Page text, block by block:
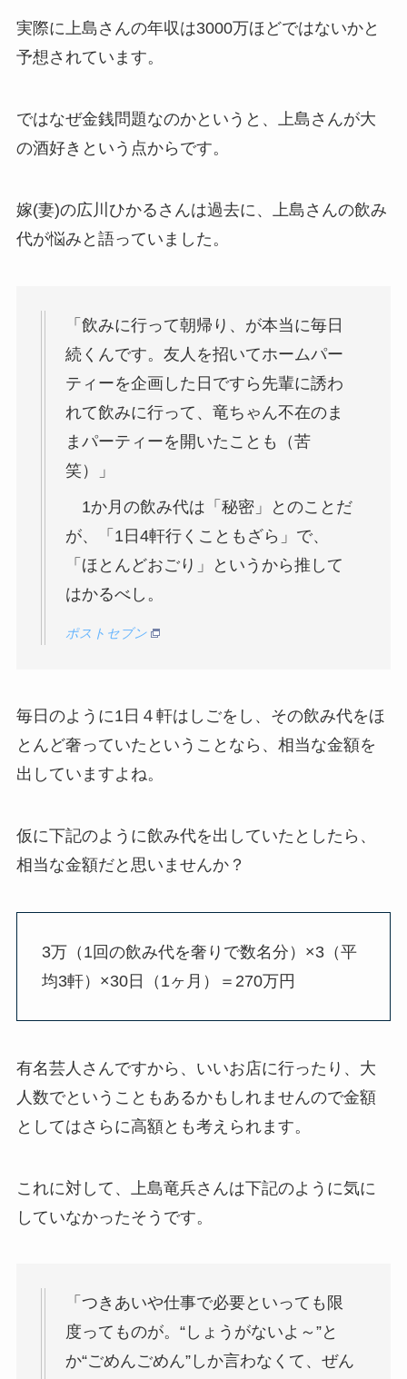
実際に上島さんの年収は3000万ほどではないかと
予想されています。
ではなぜ金銭問題なのかというと、上島さんが大
の酒好きという点からです。
嫁(妻)の広川ひかるさんは過去に、上島さんの飲み
代が悩みと語っていました。
「飲みに行って朝帰り、が本当に毎日
続くんです。友人を招いてホームパー
ティーを企画した日ですら先輩に誘わ
れて飲みに行って、竜ちゃん不在のま
まパーティーを開いたことも（苦
笑）」
1か月の飲み代は「秘密」とのことだ
が、「1日4軒行くこともざら」で、
「ほとんどおごり」というから推して
はかるべし。
ポストセブン
毎日のように1日４軒はしごをし、その飲み代をほ
とんど奢っていたということなら、相当な金額を
出していますよね。
仮に下記のように飲み代を出していたとしたら、
相当な金額だと思いませんか？
3万（1回の飲み代を奢りで数名分）×3（平
均3軒）×30日（1ヶ月）＝270万円
有名芸人さんですから、いいお店に行ったり、大
人数でということもあるかもしれませんので金額
としてはさらに高額とも考えられます。
これに対して、上島竜兵さんは下記のように気に
していなかったそうです。
「つきあいや仕事で必要といっても限
度ってものが。“しょうがないよ～”と
か“ごめんごめん”しか言わなくて、ぜん